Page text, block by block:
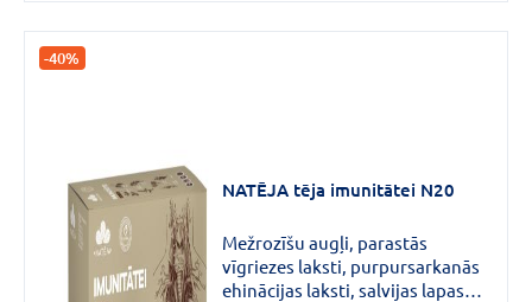
-40%
NATĒJA tēja imunitātei N20
Mežrozīšu augļi, parastās
vīgriezes laksti, purpursarkanās
ehinācijas laksti, salvijas lapas